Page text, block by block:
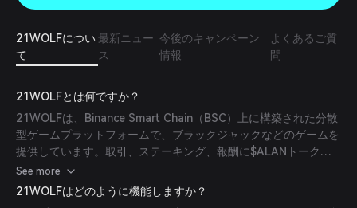
21WOLFについ
て
最新ニュー
ス
今後のキャンペーン
情報
よくあるご質
問
21WOLFとは何ですか？
21WOLFは、Binance Smart Chain（BSC）上に構築された分散
型ゲームプラットフォームで、ブラックジャックなどのゲームを
提供しています。取引、ステーキング、報酬に$ALANトークン
を利用し、安全で透明性の高いゲーム体験を提供することを目指
しています。
See more
21WOLFはどのように機能しますか？